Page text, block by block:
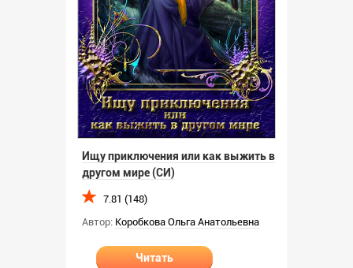
Ищу приключения или как выжить в
другом мире (СИ)
7.81 (148)
Автор: Коробкова Ольга Анатольевна
Читать